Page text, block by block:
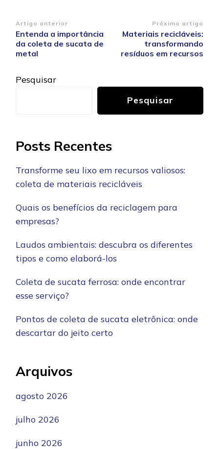
Navegação
de
post
Artigo anterior
Entenda a importância
da coleta de sucata de
metal
Próximo artigo
Materiais recicláveis:
transformando
resíduos em recursos
Pesquisar
Pesquisar
Posts Recentes
Transforme seu lixo em recursos valiosos:
coleta de materiais recicláveis
Quais os benefícios da reciclagem para
empresas?
Laudos ambientais: descubra os diferentes
tipos e como elaborá-los
Coleta de sucata ferrosa: onde encontrar
esse serviço?
Pontos de coleta de sucata eletrônica: onde
descartar do jeito certo
Arquivos
agosto 2026
julho 2026
junho 2026